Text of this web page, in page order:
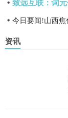
资讯